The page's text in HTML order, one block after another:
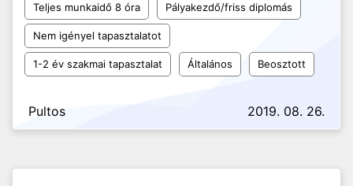
Teljes munkaidő 8 óra Pályakezdő/friss diplomás
Nem igényel tapasztalatot
1-2 év szakmai tapasztalat Általános Beosztott
Pultos 2019. 08. 26.